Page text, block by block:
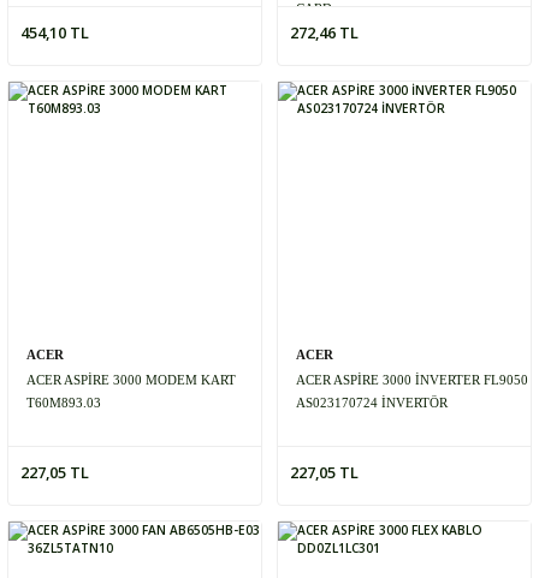
454,10 TL
CARD
272,46 TL
ACER
ACER ASPİRE 3000 MODEM KART
T60M893.03
227,05 TL
ACER
ACER ASPİRE 3000 İNVERTER FL9050
AS023170724 İNVERTÖR
227,05 TL